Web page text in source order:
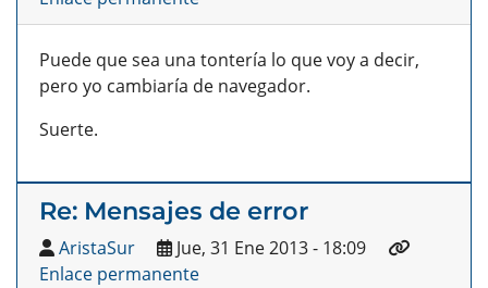
Puede que sea una tontería lo que voy a decir,
pero yo cambiaría de navegador.
Suerte.
Re: Mensajes de error
AristaSur
Jue, 31 Ene 2013 - 18:09
Enlace permanente